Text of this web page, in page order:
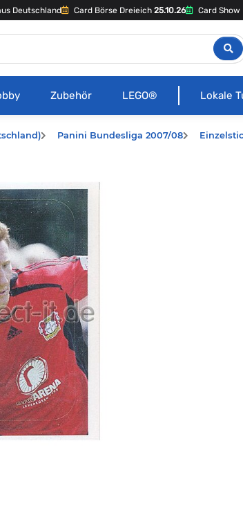
Deutschland Card Börse Dreieich 25.10.26 Card
Zubehör LEGO® Lokale
Panini Bundesliga 2007/08